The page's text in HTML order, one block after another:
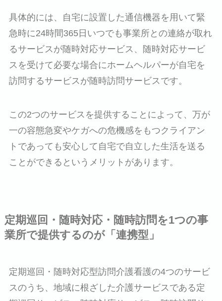
具体的には、自宅に設置した通信機器を用いて緊
急時に24時間365日いつでも事業所との連絡が取れ
るサービスが随時対応サービス、随時対応サービ
スを受けて必要な場合にホームヘルパーが自宅を
訪問するサービスが随時訪問サービスです。
この2つのサービスを提供することによって、万が
一の容態急変やケガへの危機感をもつクライアン
トであっても安心して自宅で自立した生活を送る
ことができるというメリットがあります。
定期巡回・随時対応・随時訪問を1つの事
業所で提供するのが「連携型」
定期巡回・随時対応型訪問介護看護の4つのサービ
スのうち、地域に根ざした介護サービスである定